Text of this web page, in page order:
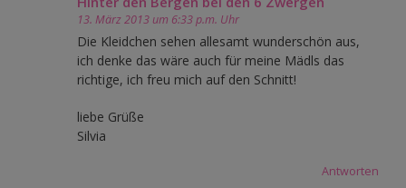
13. März 2013 um 6:33 p.m. Uhr
Die Kleidchen sehen allesamt wunderschön aus,
ich denke das wäre auch für meine Mädls das
richtige, ich freu mich auf den Schnitt!
liebe Grüße
Silvia
Antworten